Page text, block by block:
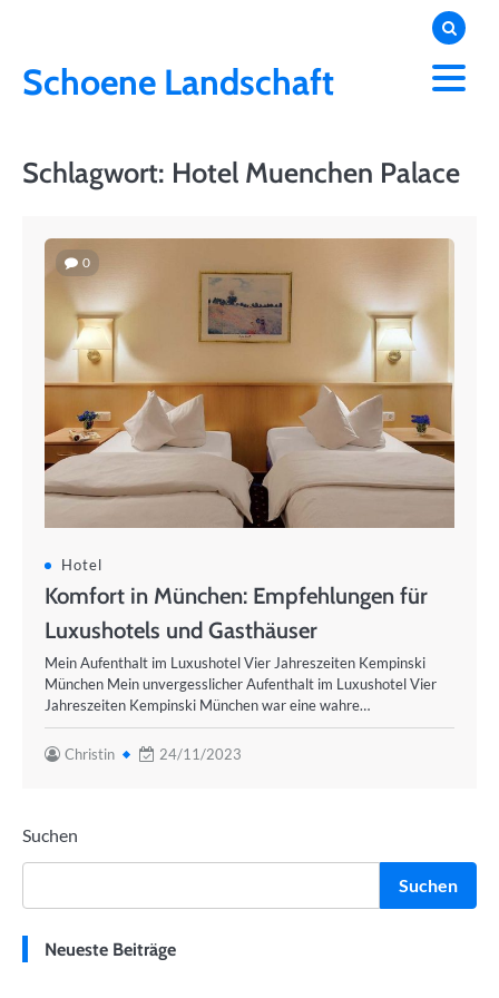
contentSchoene Landschaft
Schlagwort: Hotel Muenchen Palace
0
Hotel
Komfort in München: Empfehlungen für
Luxushotels und Gasthäuser
Mein Aufenthalt im Luxushotel Vier Jahreszeiten Kempinski
München Mein unvergesslicher Aufenthalt im Luxushotel Vier
Jahreszeiten Kempinski München war eine wahre…
Christin 24/11/2023
Suchen
Suchen
Neueste Beiträge